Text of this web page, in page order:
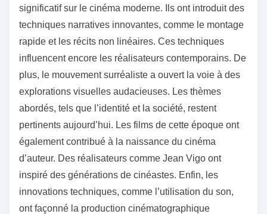
significatif sur le cinéma moderne. Ils ont introduit des
techniques narratives innovantes, comme le montage
rapide et les récits non linéaires. Ces techniques
influencent encore les réalisateurs contemporains. De
plus, le mouvement surréaliste a ouvert la voie à des
explorations visuelles audacieuses. Les thèmes
abordés, tels que l’identité et la société, restent
pertinents aujourd’hui. Les films de cette époque ont
également contribué à la naissance du cinéma
d’auteur. Des réalisateurs comme Jean Vigo ont
inspiré des générations de cinéastes. Enfin, les
innovations techniques, comme l’utilisation du son,
ont façonné la production cinématographique